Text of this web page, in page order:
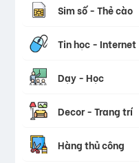
Sim số - Thẻ cào
Tin học - Internet
Dạy - Học
Decor - Trang trí
Hàng thủ công